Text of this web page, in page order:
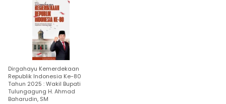
Dirgahayu Kemerdekaan
Republik Indonesia Ke-80
Tahun 2025 : Wakil Bupati
Tulungagung H. Ahmad
Baharudin, SM